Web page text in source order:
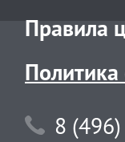
Правила
8